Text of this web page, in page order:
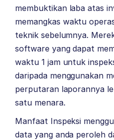
membuktikan laba atas
memangkas waktu
teknik sebelumnya.
software yang dapat
waktu 1 jam untuk
daripada menggunakan
perputaran laporannya
satu menara.
Manfaat Inspeksi
data yang anda peroleh